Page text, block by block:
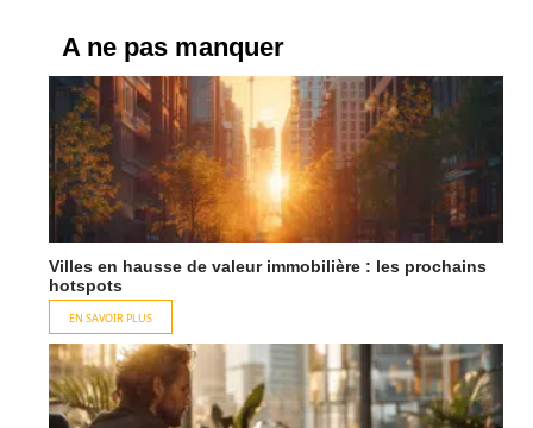
A ne pas manquer
Villes en hausse de valeur immobilière : les prochains
hotspots
EN SAVOIR PLUS